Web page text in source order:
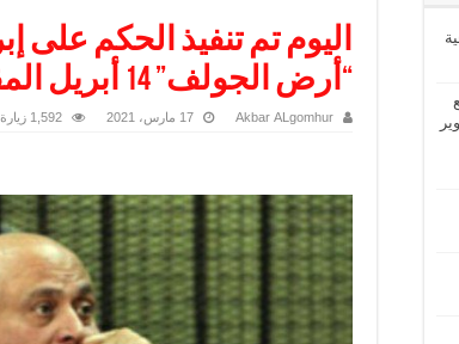
اليوم تم تنفيذ الحكم على
“أرض الجولف” 14 أبريل المقبل
Akbar ALgomhur 17 مارس، 2021 1,592 زيارة